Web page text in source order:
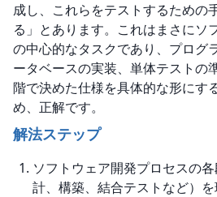
成し、これらをテストするための
る」とあります。これはまさにソ
の中心的なタスクであり、プログ
ータベースの実装、単体テストの
階で決めた仕様を具体的な形にす
め、正解です。
解法ステップ
ソフトウェア開発プロセスの
計、構築、結合テストなど）を